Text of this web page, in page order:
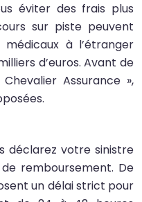
éviter des frais plus
sur piste peuvent
à l’étranger
d’euros. Avant de
Assurance »,
déclarez votre sinistre
remboursement. De
un délai strict pour